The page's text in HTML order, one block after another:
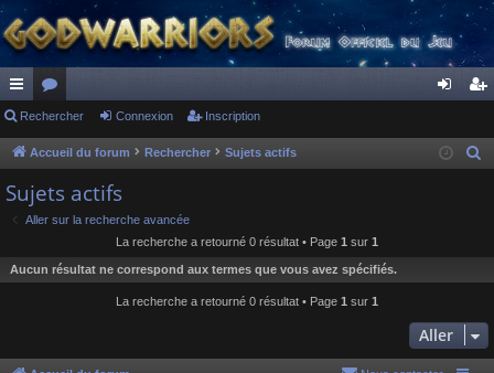
ac
co
ur
ci
or
u
s
ne cri
Rechercher Connexion Inscription
Accueil du forum Rechercher Sujets actifs
h
e
Sujets actifs
Aller sur la recherche avancée
La recherche a retourné 0 résultat • Page 1 sur 1
Aucun résultat ne correspond aux termes que vous avez spécifiés.
La recherche a retourné 0 résultat • Page 1 sur 1
Aller